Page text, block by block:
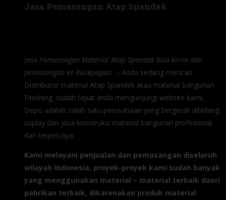
Jasa Pemasangan Atap Spandek
Jasa Pemasangan Material Atap Spandek bisa kirim dan
pemasangan ke Balikpapan – Anda sedang mencari
Distributor material Atap Spandek atau material bangunan
Finishing .sudah tepat anda mengunjungi website kami,
Depo adalah salah satu perusahaan yang bergerak dibidang
suplay dan jasa konstruksi material bangunan profesional
dan terpercaya.
Kami melayani penjualan dan pemasangan diseluruh
wilayah Indonesia, proyek-proyek kami sudah banyak
yang menggunakan material – material terbaik daeri
pabrikan terbaik, dikarenakan produk material